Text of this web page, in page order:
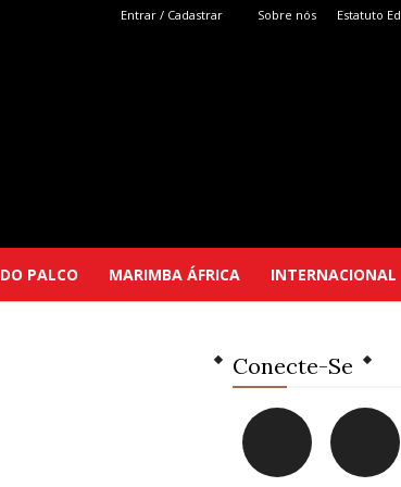
Entrar / Cadastrar Sobre nós Estatuto
PALCO MARIMBA ÁFRICA INTERNACIONAL
Conecte-Se